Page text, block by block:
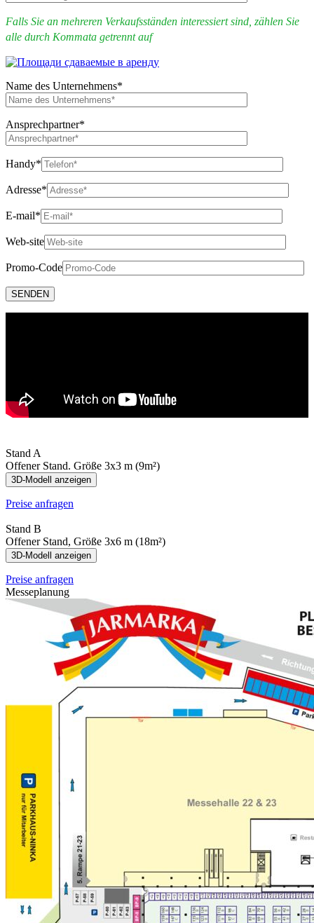
Falls Sie an mehreren Verkaufsständen interessiert sind, zählen Sie
alle durch Kommata getrennt auf
Name des Unternehmens*
Ansprechpartner*
Handy*
Adresse*
E-mail*
Web-site
Promo-Code
Stand A
Offener Stand. Größe 3x3 m (9m²)
3D-Modell anzeigen
Preise anfragen
Stand B
Offener Stand, Größe 3х6 m (18m²)
3D-Modell anzeigen
Preise anfragen
Messeplanung